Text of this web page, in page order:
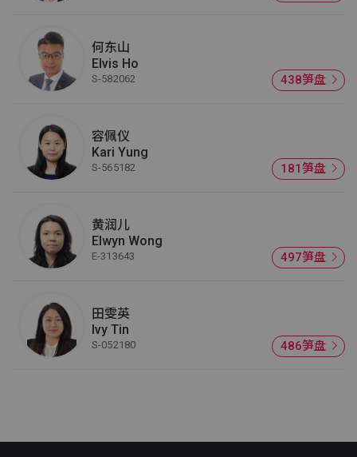
何东山
Elvis Ho
S-582062 438笋盘
容佩仪
Kari Yung
S-565182 181笋盘
黄润儿
Elwyn Wong
E-313643 497笋盘
田雯英
Ivy Tin
S-052180 486笋盘